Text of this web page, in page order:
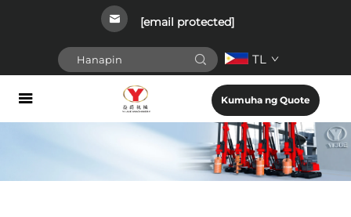
[email protected]
TL
Kumuha ng Quote